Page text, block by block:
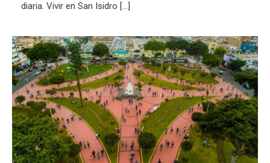
diaria. Vivir en San Isidro […]